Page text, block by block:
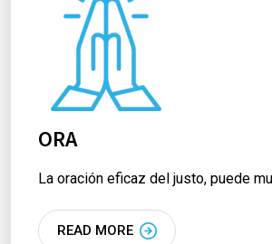
ORA
La oración eficaz del justo, puede
READ MORE